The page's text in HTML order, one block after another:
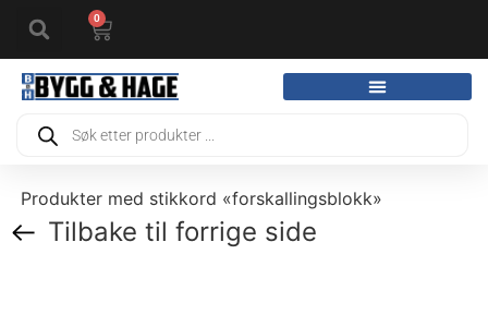
0
Produkter med stikkord «forskallingsblokk»
Tilbake til forrige side